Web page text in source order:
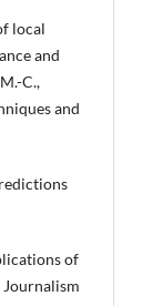
local
and
C.,
and
of